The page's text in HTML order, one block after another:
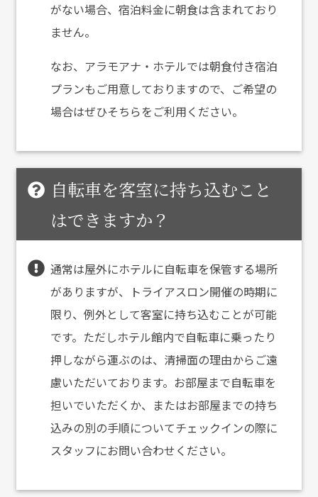
がない場合、宿泊料金に朝食は含まれており
ません。
なお、アラモアナ・ホテルでは朝食付き宿泊
プランもご用意しておりますので、ご希望の
場合はぜひそちらをご利用ください。
自転車を客室に持ち込むこと
はできますか？
通常は屋外にホテルに自転車を保管する場所
がありますが、トライアスロン開催の時期に
限り、例外として客室に持ち込むことが可能
です。ただしホテル館内で自転車に乗ったり
押しながら運ぶのは、清掃面の理由からご遠
慮いただいております。お部屋まで自転車を
担いでいただくか、またはお部屋までの持ち
込みの別の手順についてチェックインの際に
スタッフにお問い合わせください。